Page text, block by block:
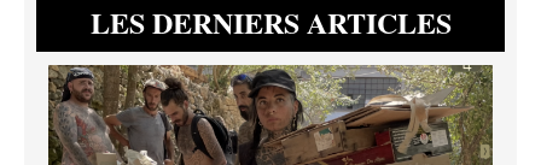
LES DERNIERS ARTICLES